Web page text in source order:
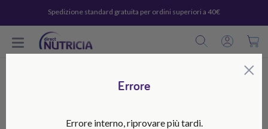
×
Errore
Errore interno, riprovare più tardi.
Spedizione standard gratuita per ordini superiori a 40€